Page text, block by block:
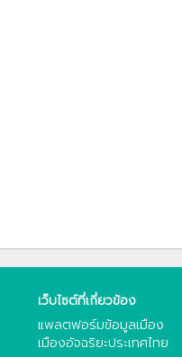
เว็บไซต์ที่เกี่ยวข้อง
แพลตฟอร์มข้อมูลเมือง
เมืองอัจฉริยะประเทศไทย